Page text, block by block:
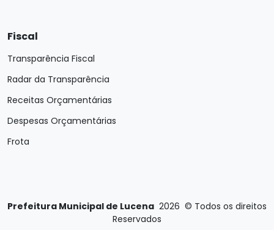
Fiscal
Transparência Fiscal
Radar da Transparência
Receitas Orçamentárias
Despesas Orçamentárias
Frota
Prefeitura Municipal de Lucena 2026 © Todos os direitos
Reservados